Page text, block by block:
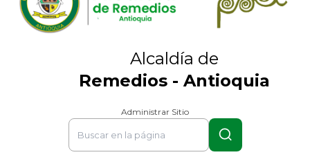
Alcaldía de
Remedios - Antioquia
Administrar Sitio